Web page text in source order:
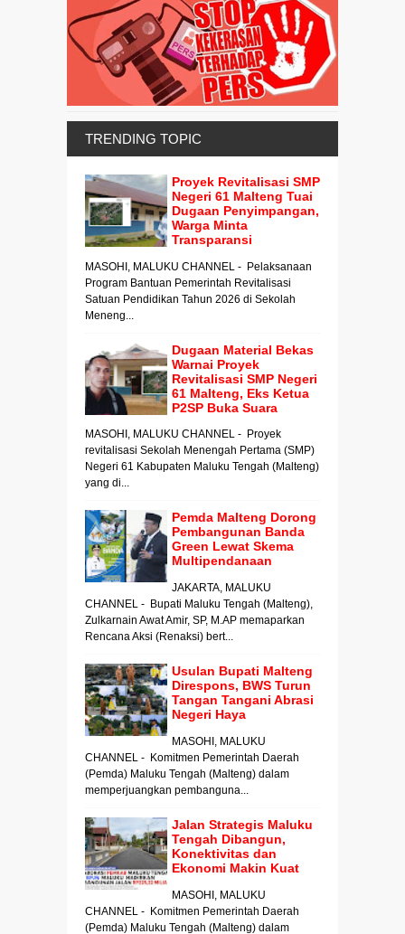
TRENDING TOPIC
Proyek Revitalisasi SMP
Negeri 61 Malteng Tuai
Dugaan Penyimpangan,
Warga Minta
Transparansi
MASOHI, MALUKU CHANNEL - Pelaksanaan
Program Bantuan Pemerintah Revitalisasi
Satuan Pendidikan Tahun 2026 di Sekolah
Meneng...
Dugaan Material Bekas
Warnai Proyek
Revitalisasi SMP Negeri
61 Malteng, Eks Ketua
P2SP Buka Suara
MASOHI, MALUKU CHANNEL - Proyek
revitalisasi Sekolah Menengah Pertama (SMP)
Negeri 61 Kabupaten Maluku Tengah (Malteng)
yang di...
Pemda Malteng Dorong
Pembangunan Banda
Green Lewat Skema
Multipendanaan
JAKARTA, MALUKU
CHANNEL - Bupati Maluku Tengah (Malteng),
Zulkarnain Awat Amir, SP, M.AP memaparkan
Rencana Aksi (Renaksi) bert...
Usulan Bupati Malteng
Direspons, BWS Turun
Tangan Tangani Abrasi
Negeri Haya
MASOHI, MALUKU
CHANNEL - Komitmen Pemerintah Daerah
(Pemda) Maluku Tengah (Malteng) dalam
memperjuangkan pembanguna...
Jalan Strategis Maluku
Tengah Dibangun,
Konektivitas dan
Ekonomi Makin Kuat
MASOHI, MALUKU
CHANNEL - Komitmen Pemerintah Daerah
(Pemda) Maluku Tengah (Malteng) dalam